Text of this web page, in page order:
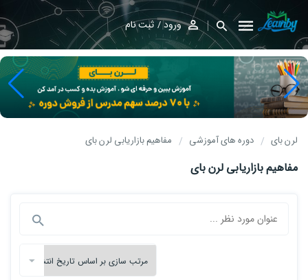
ورود ثبت نام
لرن بای دوره های آموزشی مفاهیم بازاریابی لرن بای
مفاهیم بازاریابی لرن بای